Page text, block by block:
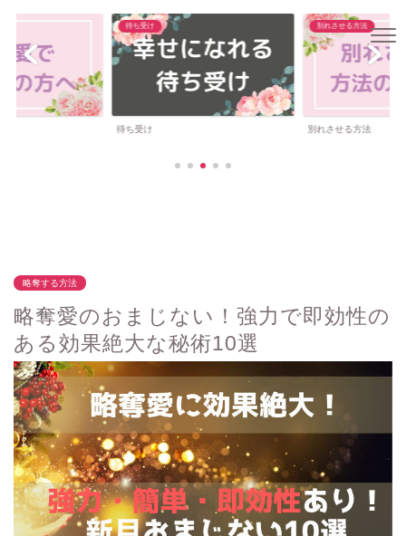
待ち受け
待ち受け
別れさせる方法
別れさせる方法
略奪する方法
略奪愛のおまじない！強力で即効性の
ある効果絶大な秘術10選